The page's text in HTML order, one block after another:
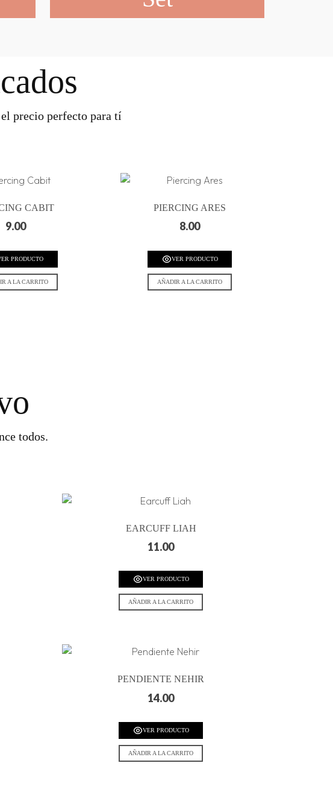
precio perfecto para tí
CABIT
9.00
PRODUCTO
A LA CARRITO
PIERCING ARES
8.00
VER PRODUCTO
AÑADIR A LA CARRITO
todos.
EARCUFF LIAH
11.00
VER PRODUCTO
AÑADIR A LA CARRITO
PENDIENTE NEHIR
14.00
VER PRODUCTO
AÑADIR A LA CARRITO